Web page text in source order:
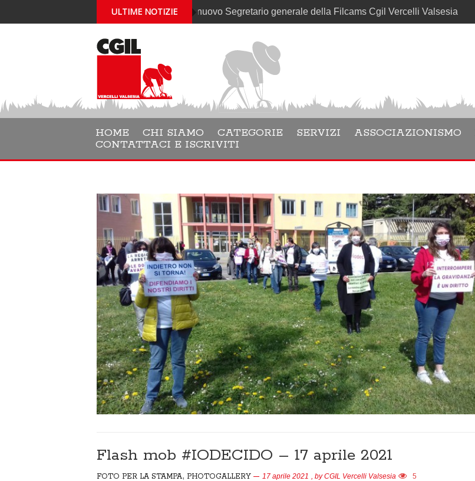
ULTIME NOTIZIE
Gabriele Cantelli è il nuovo Segretario generale della Filcams Cgil Vercelli Valsesia
HOME CHI SIAMO CATEGORIE SERVIZI ASSOCIAZIONISMO
CONTATTACI E ISCRIVITI
Flash mob #IODECIDO – 17 aprile 2021
FOTO PER LA STAMPA, PHOTOGALLERY 17 aprile 2021 , byCGIL Vercelli Valsesia 5